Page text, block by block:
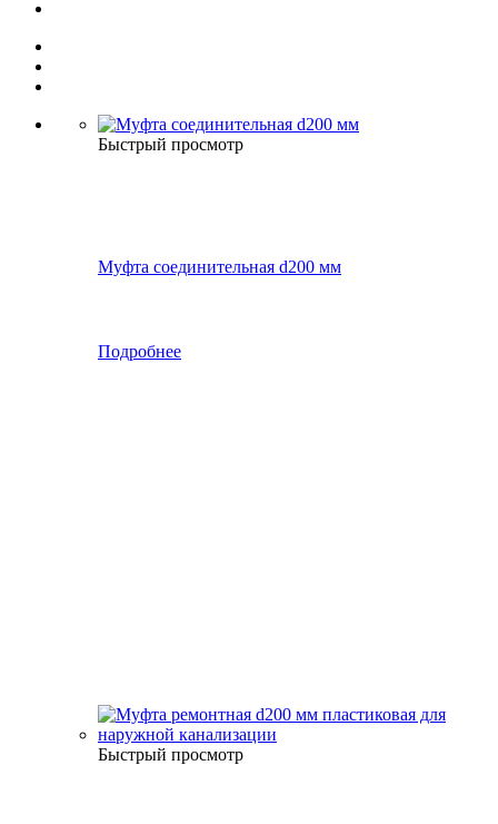
Быстрый просмотр
Муфта соединительная d200 мм
Подробнее
Быстрый просмотр